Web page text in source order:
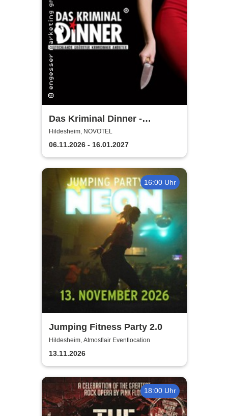
Das Kriminal Dinner -
Testament à la Carte
Hildesheim, NOVOTEL
06.11.2026 - 16.01.2027
16:00 Uhr
Jumping Fitness Party 2.0
Hildesheim, Atmosflair Eventlocation
13.11.2026
18:00 Uhr